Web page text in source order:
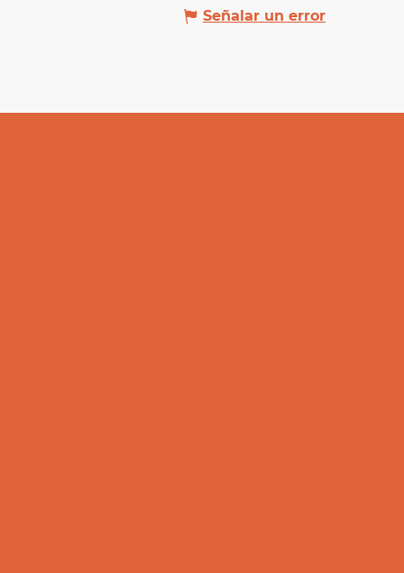
Señalar un error